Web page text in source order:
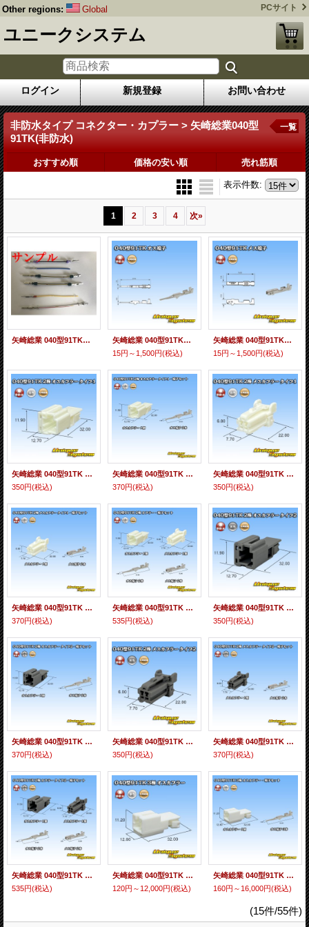
Other regions: Global PCサイト
ユニークシステム
ログイン 新規登録 お問い合わせ
非防水タイプ コネクター・カプラー > 矢崎総業040型
91TK(非防水)
一覧
おすすめ順 価格の安い順 売れ筋順
表示件数:
1 2 3 4 次»
矢崎総業 040型91TKシリーズ用 非防水 端子圧着加工
矢崎総業 040型91TKシリーズ用 非防水 オス端子
15円～1,500円(税込)
矢崎総業 040型91TKシリーズ用 非防水 メス端子
15円～1,500円(税込)
矢崎総業 040型91TK 非防水 2極 オスカプラー タイプ1
350円(税込)
矢崎総業 040型91TK 非防水 2極 オスカプラー・端子セット タイプ1
370円(税込)
矢崎総業 040型91TK 非防水 2極 メスカプラー タイプ1
350円(税込)
矢崎総業 040型91TK 非防水 2極 メスカプラー・端子セット タイプ1
370円(税込)
矢崎総業 040型91TK 非防水 2極 カプラー・端子セット タイプ1
535円(税込)
矢崎総業 040型91TK 非防水 2極 オスカプラー タイプ2
350円(税込)
矢崎総業 040型91TK 非防水 2極 オスカプラー・端子セット タイプ2
370円(税込)
矢崎総業 040型91TK 非防水 2極 メスカプラー タイプ2
350円(税込)
矢崎総業 040型91TK 非防水 2極 メスカプラー・端子セット タイプ2
370円(税込)
矢崎総業 040型91TK 非防水 2極 カプラー・端子セット タイプ2
535円(税込)
矢崎総業 040型91TK 非防水 3極 オスカプラー
120円～12,000円(税込)
矢崎総業 040型91TK 非防水 3極 オスカプラー・端子セット
160円～16,000円(税込)
(15件/55件)